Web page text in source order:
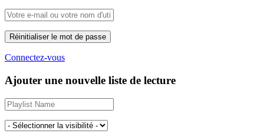
Connectez-vous
Ajouter une nouvelle liste de lecture